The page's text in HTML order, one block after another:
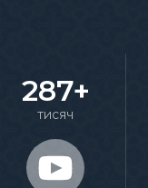
287+
тисяч